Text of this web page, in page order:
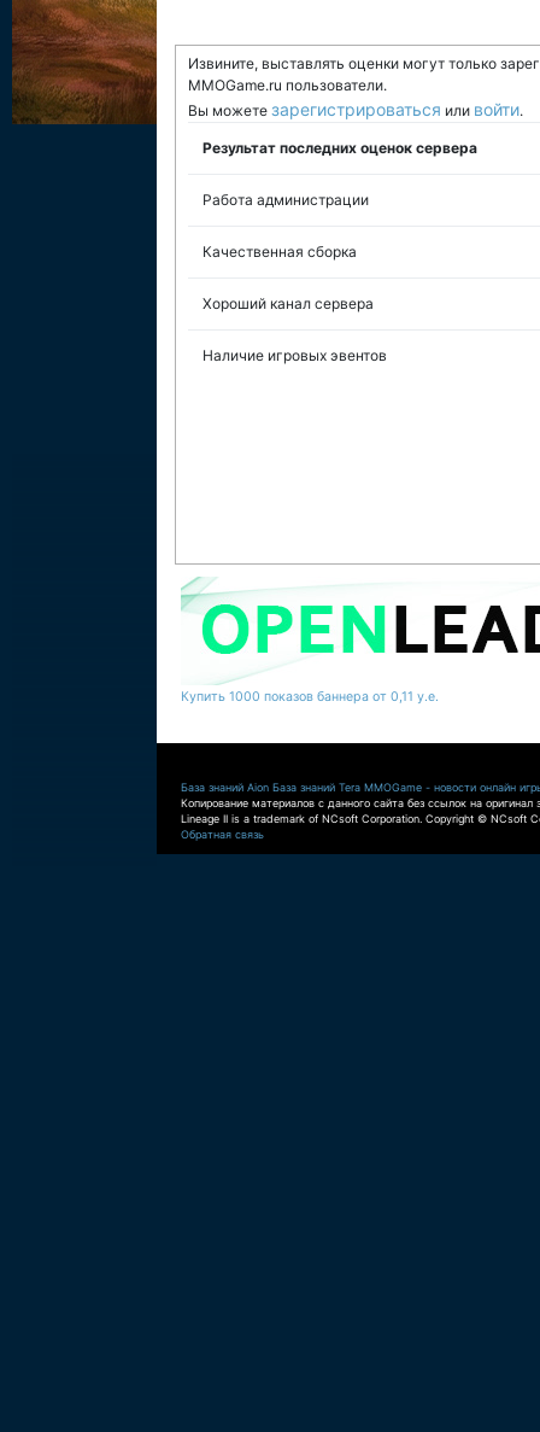
Извините, выставлять оценки могут только
MMOGame.ru пользователи.
Вы можете зарегистрироваться или войти.
Результат последних оценок сервера
Работа администрации
Качественная сборка
Хороший канал сервера
Наличие игровых эвентов
Купить 1000 показов баннера от 0,11 у.е.
База знаний Aion База знаний Tera MMOGame - новости онлайн
Копирование материалов с данного сайта без ссылок на оригинал
Lineage II is a trademark of NCsoft Corporation. Copyright © NCsoft
Обратная связь